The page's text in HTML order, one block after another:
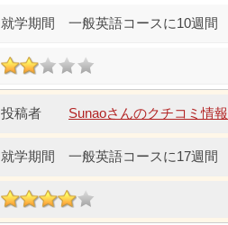
一般英語コースに10週間
Sunaoさんのクチコミ情報
一般英語コースに17週間